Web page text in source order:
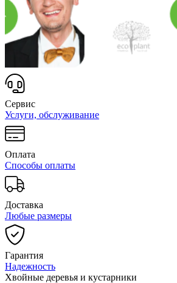
Сервис
Услуги, обслуживание
Оплата
Способы оплаты
Доставка
Любые размеры
Гарантия
Надежность
Хвойные деревья и кустарники